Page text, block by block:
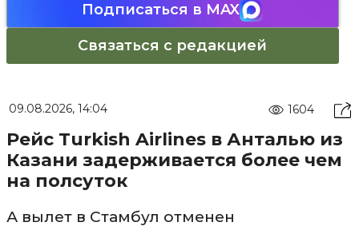
Подписаться в MAX
Связаться с редакцией
09.08.2026, 14:04 1604
Рейс Turkish Airlines в Анталью из
Казани задерживается более чем
на полсуток
А вылет в Стамбул отменен